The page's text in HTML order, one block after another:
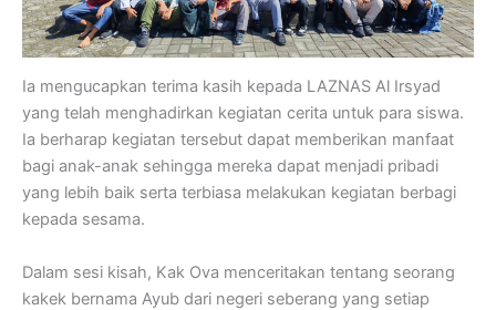
Ia mengucapkan terima kasih kepada LAZNAS Al Irsyad
yang telah menghadirkan kegiatan cerita untuk para siswa.
Ia berharap kegiatan tersebut dapat memberikan manfaat
bagi anak-anak sehingga mereka dapat menjadi pribadi
yang lebih baik serta terbiasa melakukan kegiatan berbagi
kepada sesama.
Dalam sesi kisah, Kak Ova menceritakan tentang seorang
kakek bernama Ayub dari negeri seberang yang setiap